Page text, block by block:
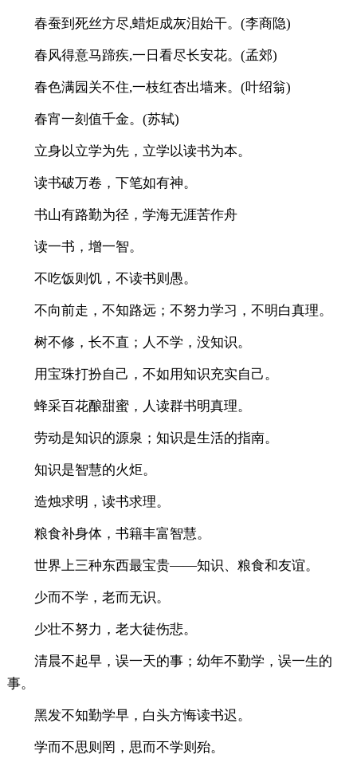
春蚕到死丝方尽,蜡炬成灰泪始干。(李商隐)
春风得意马蹄疾,一日看尽长安花。(孟郊)
春色满园关不住,一枝红杏出墙来。(叶绍翁)
春宵一刻值千金。(苏轼)
立身以立学为先，立学以读书为本。
读书破万卷，下笔如有神。
书山有路勤为径，学海无涯苦作舟
读一书，增一智。
不吃饭则饥，不读书则愚。
不向前走，不知路远；不努力学习，不明白真理。
树不修，长不直；人不学，没知识。
用宝珠打扮自己，不如用知识充实自己。
蜂采百花酿甜蜜，人读群书明真理。
劳动是知识的源泉；知识是生活的指南。
知识是智慧的火炬。
造烛求明，读书求理。
粮食补身体，书籍丰富智慧。
世界上三种东西最宝贵——知识、粮食和友谊。
少而不学，老而无识。
少壮不努力，老大徒伤悲。
清晨不起早，误一天的事；幼年不勤学，误一生的
事。
黑发不知勤学早，白头方悔读书迟。
学而不思则罔，思而不学则殆。